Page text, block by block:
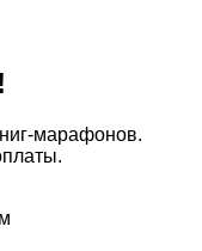
марафонов.